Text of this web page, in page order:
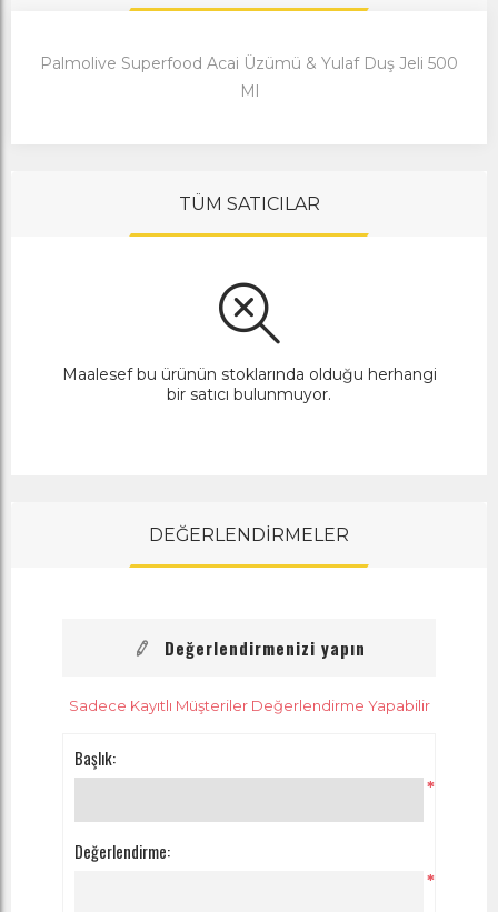
Palmolive Superfood Acai Üzümü & Yulaf Duş Jeli 500
Ml
TÜM SATICILAR
Maalesef bu ürünün stoklarında olduğu herhangi
bir satıcı bulunmuyor.
DEĞERLENDİRMELER
Değerlendirmenizi yapın
Sadece Kayıtlı Müşteriler Değerlendirme Yapabilir
Başlık:
*
Değerlendirme:
*